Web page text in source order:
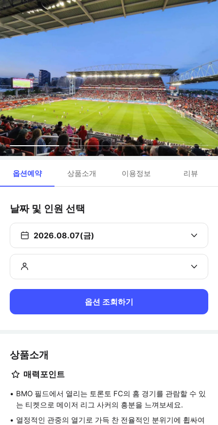
옵션예약 상품소개 이용정보 리뷰
날짜 및 인원 선택
2026.08.07(금)
옵션 조회하기
상품소개
매력포인트
BMO 필드에서 열리는 토론토 FC의 홈 경기를 관람할 수 있
는 티켓으로 메이저 리그 사커의 흥분을 느껴보세요.
열정적인 관중의 열기로 가득 찬 전율적인 분위기에 휩싸여